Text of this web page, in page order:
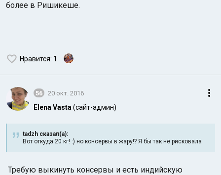
более в Ришикеше.
Нравится: 1
56 20 окт. 2016
Elena Vasta (сайт-админ)
tadzh сказал(а):
Вот откуда 20 кг! :) но консервы в жару!? Я бы так не рисковала
Требую выкинуть консервы и есть индийскую